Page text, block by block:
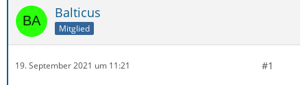
Balticus
Mitglied
19. September 2021 um 11:21 #1